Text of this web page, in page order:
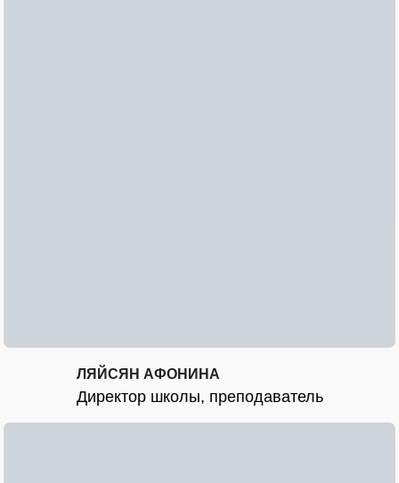
ЛЯЙСЯН АФОНИНА
Директор школы, преподаватель